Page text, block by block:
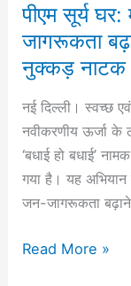
पीएम सूर्य
जागरूकता
नुक्कड़ नाटक
नई दिल्ली। स्वच्छ
नवीकरणीय ऊर्जा के
‘बधाई हो बधाई’
गया है। यह अभियान
जन-जागरूकता
जागरूकता
बढ़ाने
के
लिए
देशभर
में
शुरू
हुआ
नुक्कड़
‘बधाई
Read More »